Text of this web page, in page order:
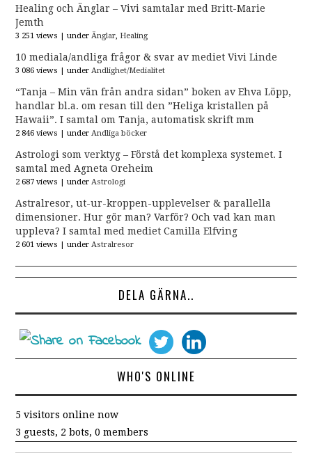
Healing och Änglar – Vivi samtalar med Britt-Marie
Jemth
3 251 views |underÄnglar, Healing
10 mediala/andliga frågor & svar av mediet Vivi Linde
3 086 views |underAndlighet/Medialitet
“Tanja – Min vän från andra sidan” boken av Ehva Löpp,
handlar bl.a. om resan till den ”Heliga kristallen på
Hawaii”. I samtal om Tanja, automatisk skrift mm
2 846 views |underAndliga böcker
Astrologi som verktyg – Förstå det komplexa systemet. I
samtal med Agneta Oreheim
2 687 views |underAstrologi
Astralresor, ut-ur-kroppen-upplevelser & parallella
dimensioner. Hur gör man? Varför? Och vad kan man
uppleva? I samtal med mediet Camilla Elfving
2 601 views |underAstralresor
DELA GÄRNA..
WHO'S ONLINE
5 visitors online now
3 guests, 2 bots, 0 members